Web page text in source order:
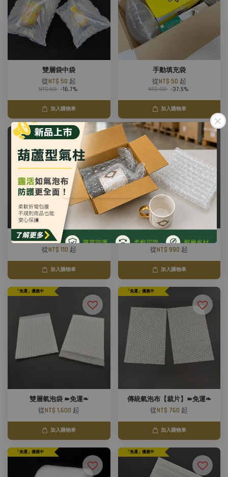
雙層袋中袋
從NT$ 50 起
NT$ 60 -16.7%
加入購物車
手動填充袋
從NT$ 50 起
NT$ 80 -37.5%
加入購物車
破壞袋
從NT$ 110 起
加入購物車
「免運」優惠中
單層氣泡袋 ➽免運❧
從NT$ 990 起
加入購物車
「免運」優惠中
雙層氣泡袋 ➽免運❧
從NT$ 1,600 起
加入購物車
「免運」優惠中
傳統氣泡布【裁片】➽免運❧
從NT$ 760 起
加入購物車
「免運」優惠中 「免運」優惠中